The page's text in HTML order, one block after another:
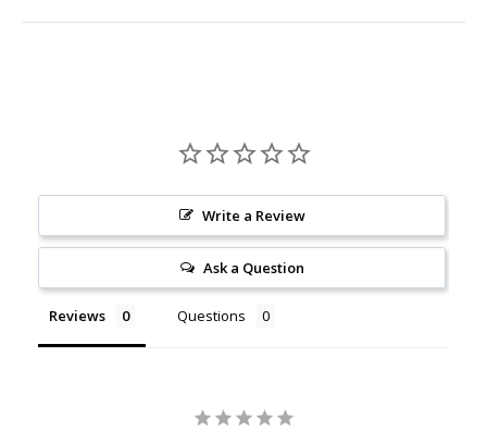
Write a Review
Ask a Question
Reviews Questions